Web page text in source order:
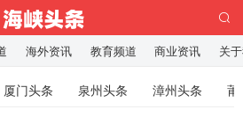
厦门头条 泉州头条 漳州头条 莆
海外资讯 教育频道 商业资讯 关